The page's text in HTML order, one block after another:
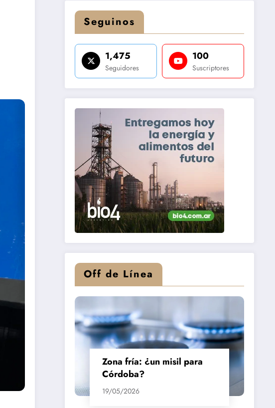
Seguinos
1,475
Seguidores
100
Suscriptores
Off de Línea
Zona fría: ¿un misil para
Córdoba?
19/05/2026